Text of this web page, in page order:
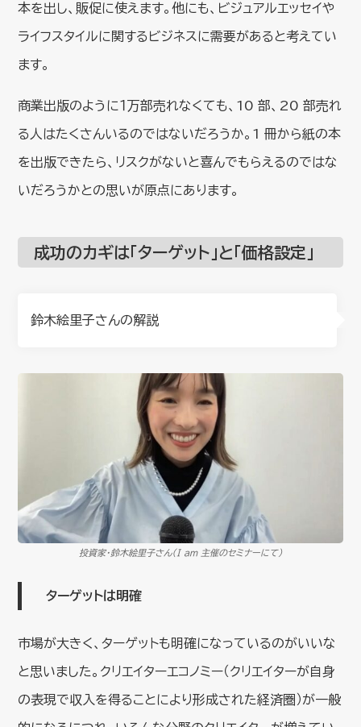
本を出し、販促に使えます。他にも、ビジュアルエッセイや
ライフスタイルに関するビジネスに需要があると考えてい
ます。
商業出版のように１万部売れなくても、10 部、20 部売れ
る人はたくさんいるのではないだろうか。1 冊から紙の本
を出版できたら、リスクがないと喜んでもらえるのではな
いだろうかとの思いが原点にあります。
成功のカギは「ターゲット」と「価格設定」
鈴木絵里子さんの解説
投資家・鈴木絵里子さん（I am 主催のセミナーにて）
ターゲットは明確
市場が大きく、ターゲットも明確になっているのがいいな
と思いました。クリエイターエコノミー（クリエイターが自身
の表現で収入を得ることにより形成された経済圏）が一般